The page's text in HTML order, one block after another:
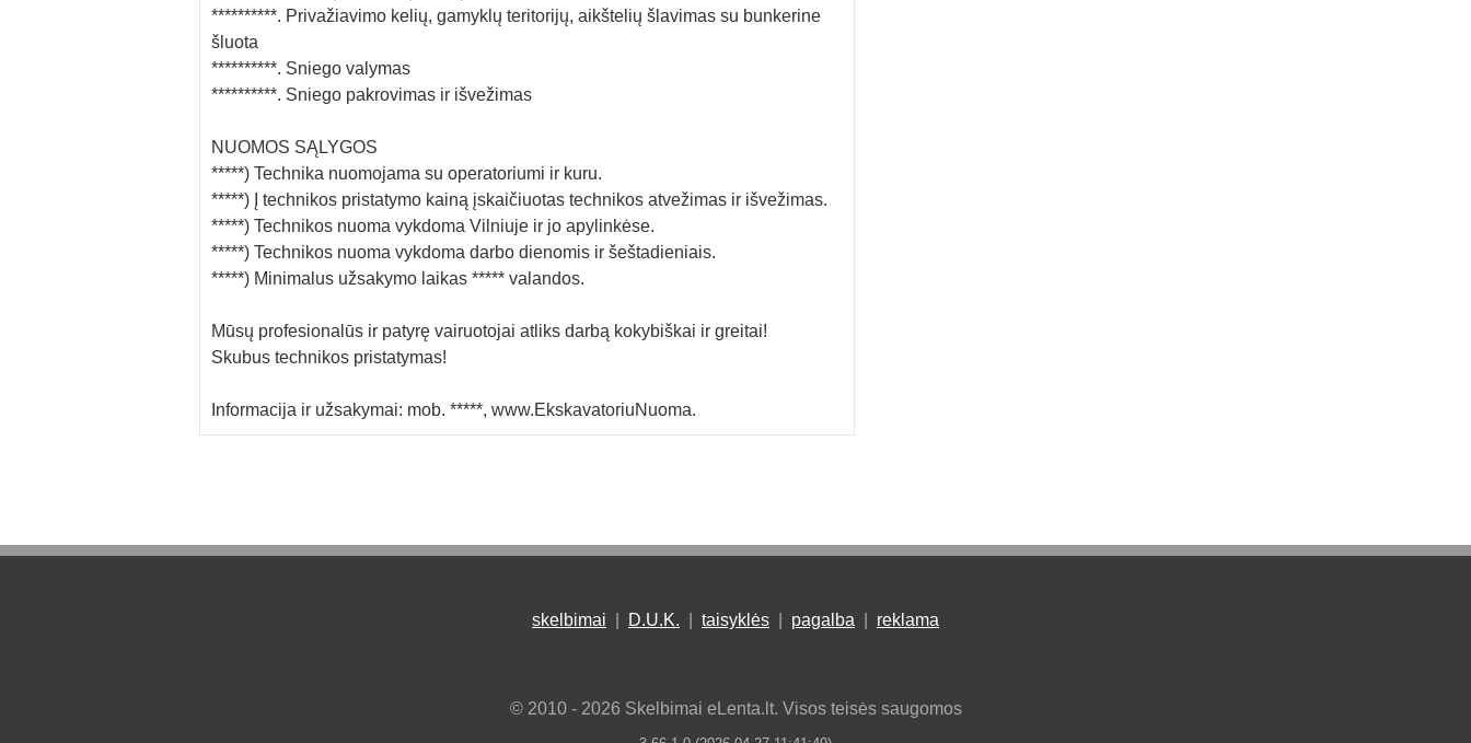
**********. Privažiavimo kelių, gamyklų teritorijų, aikštelių šlavimas su bunkerine
šluota
**********. Sniego valymas
**********. Sniego pakrovimas ir išvežimas
NUOMOS SĄLYGOS
*****) Technika nuomojama su operatoriumi ir kuru.
*****) Į technikos pristatymo kainą įskaičiuotas technikos atvežimas ir išvežimas.
*****) Technikos nuoma vykdoma Vilniuje ir jo apylinkėse.
*****) Technikos nuoma vykdoma darbo dienomis ir šeštadieniais.
*****) Minimalus užsakymo laikas ***** valandos.
Mūsų profesionalūs ir patyrę vairuotojai atliks darbą kokybiškai ir greitai!
Skubus technikos pristatymas!
Informacija ir užsakymai: mob. *****, www.EkskavatoriuNuoma.
skelbimai D.U.K. taisyklės pagalba reklama
© 2010 - 2026 Skelbimai eLenta.lt. Visos teisės saugomos